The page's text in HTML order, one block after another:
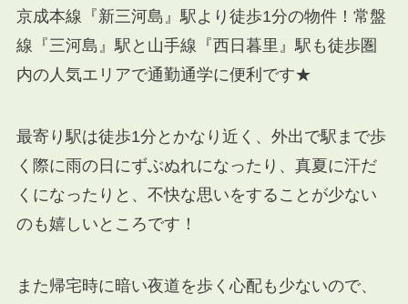
京成本線『新三河島』駅より徒歩1分の物件！常盤
線『三河島』駅と山手線『西日暮里』駅も徒歩圏
内の人気エリアで通勤通学に便利です★
最寄り駅は徒歩1分とかなり近く、外出で駅まで歩
く際に雨の日にずぶぬれになったり、真夏に汗だ
くになったりと、 不快な思いをすることが少ない
のも嬉しい ところです ！
また帰宅時に暗い夜道を歩く心配も少ないので、